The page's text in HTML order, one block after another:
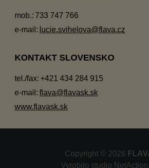
mob.: 733 747 766
e-mail: lucie.svihelova@flava.cz
KONTAKT SLOVENSKO
tel./fax: +421 434 284 915
e-mail: flava@flavask.sk
www.flavask.sk
Copyright © 2026
Vyrobilo studio